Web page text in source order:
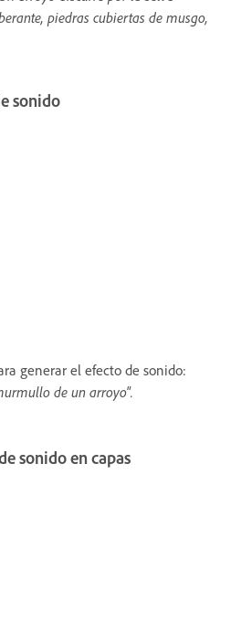
piedras cubiertas de musgo,
sonido
generar el efecto de sonido:
de un arroyo".
sonido en capas